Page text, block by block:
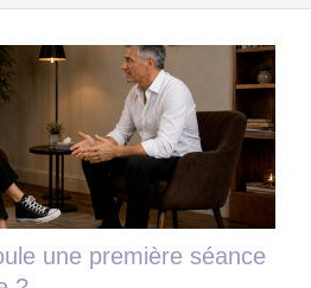
une première séance